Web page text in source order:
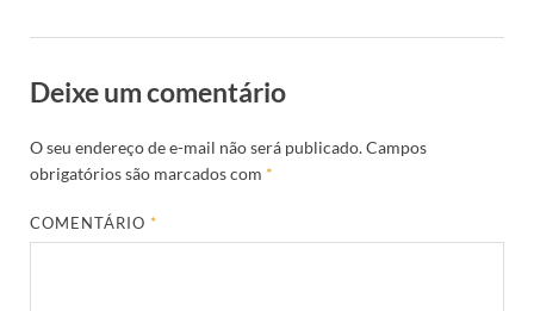
Deixe um comentário
O seu endereço de e-mail não será publicado.Campos
obrigatórios são marcados com *
COMENTÁRIO*